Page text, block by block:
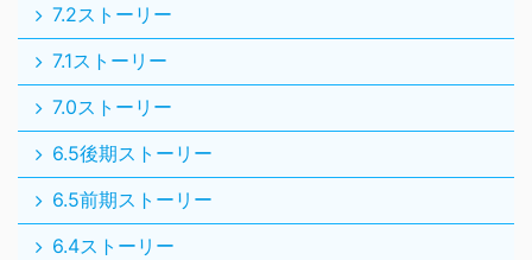
7.2ストーリー
7.1ストーリー
7.0ストーリー
6.5後期ストーリー
6.5前期ストーリー
6.4ストーリー